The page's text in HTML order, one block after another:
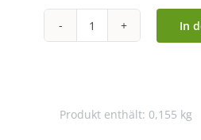
Chili-
Menge
In
Produkt enthält: 0,155 kg